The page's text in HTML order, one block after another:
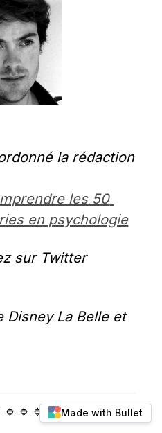
la rédaction
les 50
en psychologie
sur Twitter
Disney La Belle et
Made with Bullet